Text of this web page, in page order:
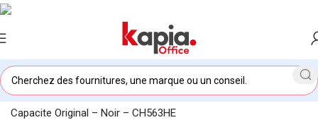
Accueil/KAPIA OFFICE MAROC/Cartouche Hp 122XL Grande
Capacite Original – Noir – CH563HE